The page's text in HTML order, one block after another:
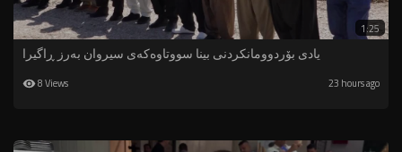
1:25
یادى بۆردوومانكردنى بینا سووتاوه‌كه‌ى سیروان به‌رز ڕاگیرا
8 Views 23 hours ago